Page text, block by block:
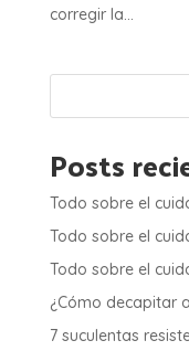
corregir la...
Posts
Todo sobre el
Todo sobre el
Todo sobre el
¿Cómo decapitar
7 suculentas